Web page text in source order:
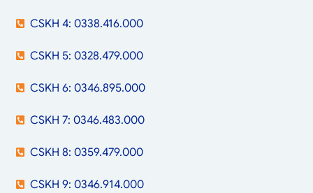
CSKH 4: 0338.416.000
CSKH 5: 0328.479.000
CSKH 6: 0346.895.000
CSKH 7: 0346.483.000
CSKH 8: 0359.479.000
CSKH 9: 0346.914.000